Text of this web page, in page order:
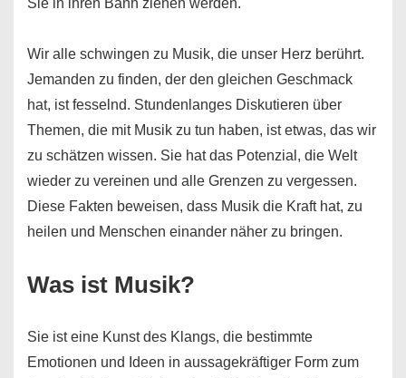
Wir alle schwingen zu Musik, die unser Herz berührt.
Jemanden zu finden, der den gleichen Geschmack
hat, ist fesselnd. Stundenlanges Diskutieren über
Themen, die mit Musik zu tun haben, ist etwas, das wir
zu schätzen wissen. Sie hat das Potenzial, die Welt
wieder zu vereinen und alle Grenzen zu vergessen.
Diese Fakten beweisen, dass Musik die Kraft hat, zu
heilen und Menschen einander näher zu bringen.
Was ist Musik?
Sie ist eine Kunst des Klangs, die bestimmte
Emotionen und Ideen in aussagekräftiger Form zum